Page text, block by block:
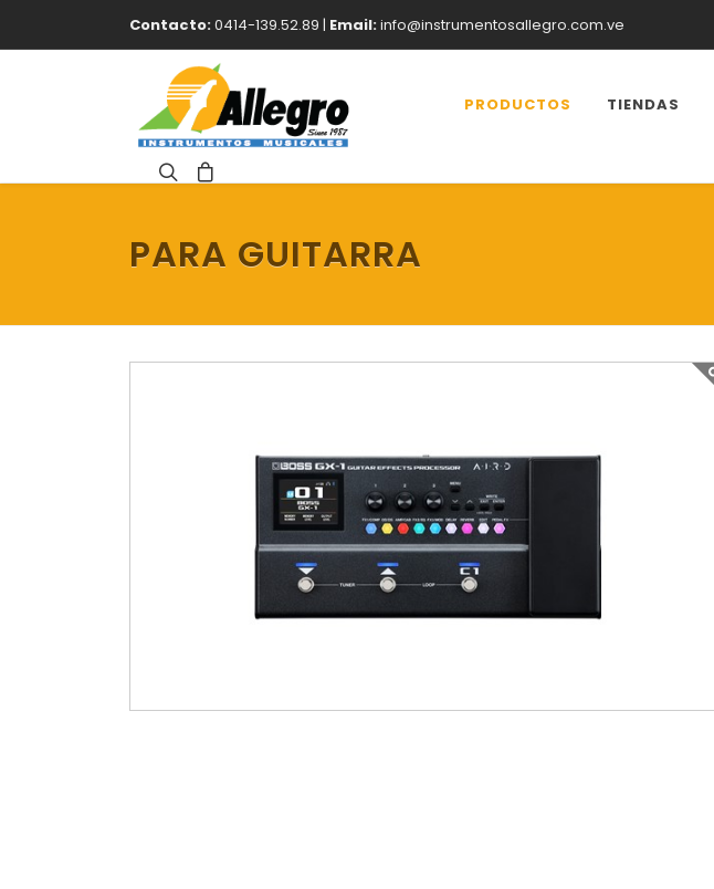
Contacto:0414-139.52.89 | Email:info@instrumentosallegro.com.ve
PRODUCTOS TIENDAS
PARA GUITARRA